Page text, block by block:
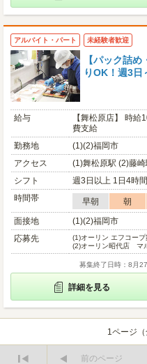
アルバイト・パート 未経験者歓迎
【パック詰
りOK！週3
給与
【舞松原店】 時
費支給
勤務地
(1)(2)福岡市
アクセス
(1)舞松原駅 (2)藤崎
シフト
週3日以上 1日4時
時間帯
早朝 朝
面接地
(1)(2)福岡市
応募先
(1)オーリン エフコー
(2)オーリン昭代店 マ
募集終了日時：8月
詳細を見る
1ページ（
前のページ